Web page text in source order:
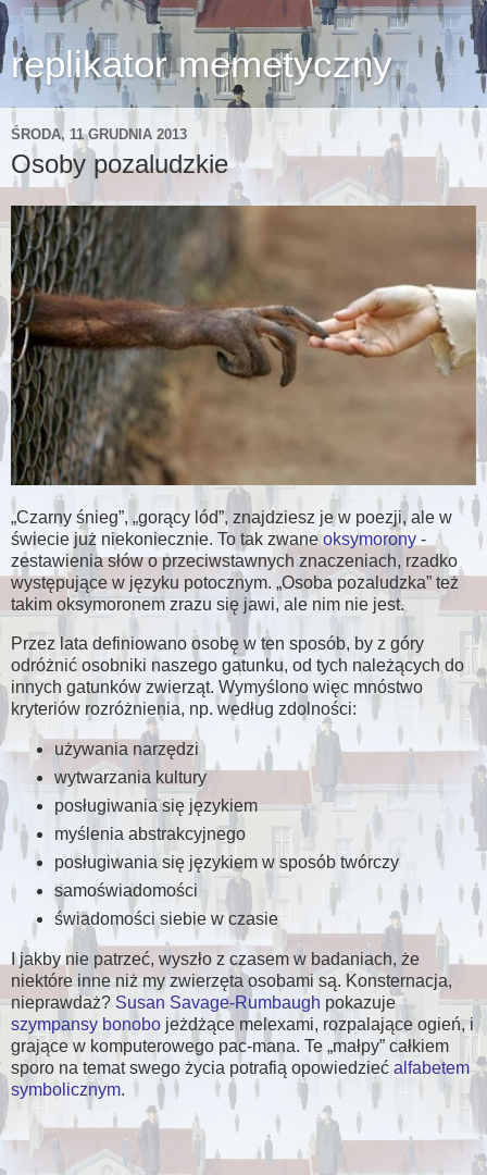
replikator memetyczny
ŚRODA, 11 GRUDNIA 2013
Osoby pozaludzkie
Czarny śnieg , gorący lód , znajdziesz je w poezji, ale w
świecie już niekoniecznie. To tak zwane oksymorony -
zestawienia słów o przeciwstawnych znaczeniach, rzadko
występujące w języku potocznym. Osoba pozaludzka też
takim oksymoronem zrazu się jawi, ale nim nie jest.
Przez lata definiowano osobę w ten sposób, by z góry
odróżnić osobniki naszego gatunku, od tych należących do
innych gatunków zwierząt. Wymyślono więc mnóstwo
kryteriów rozróżnienia, np. według zdolności:
używania narzędzi
wytwarzania kultury
posługiwania się językiem
myślenia abstrakcyjnego
posługiwania się językiem w sposób twórczy
samoświadomości
świadomości siebie w czasie
I jakby nie patrzeć, wyszło z czasem w badaniach, że
niektóre inne niż my zwierzęta osobami są. Konsternacja,
nieprawdaż? Susan Savage-Rumbaugh pokazuje
szympansy bonobo jeżdżące melexami, rozpalające ogień, i
grające w komputerowego pac-mana. Te małpy całkiem
sporo na temat swego życia potrafią opowiedzieć alfabetem
symbolicznym.